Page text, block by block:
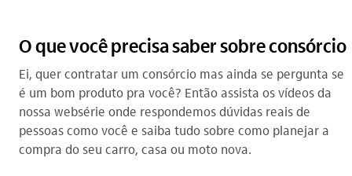
O que você precisa saber sobre consórcio
Ei, quer contratar um consórcio mas ainda se pergunta se
é um bom produto pra você? Então assista os vídeos da
nossa websérie onde respondemos dúvidas reais de
pessoas como você e saiba tudo sobre como planejar a
compra do seu carro, casa ou moto nova.